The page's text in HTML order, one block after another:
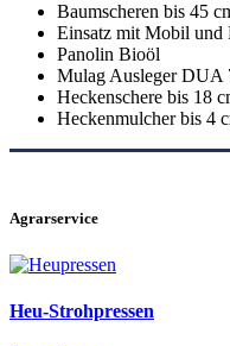
Baumscheren bis 45
Einsatz mit Mobil und
Panolin Bioöl
Mulag Ausleger DUA
Heckenschere bis 18
Heckenmulcher bis 4
Agrarservice
Heu-Strohpressen